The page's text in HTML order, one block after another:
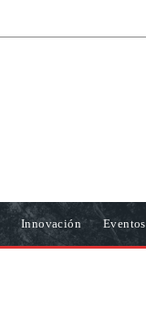
Innovación Eventos